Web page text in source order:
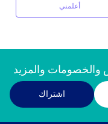
أعلمني
والمزيد
اشتراك